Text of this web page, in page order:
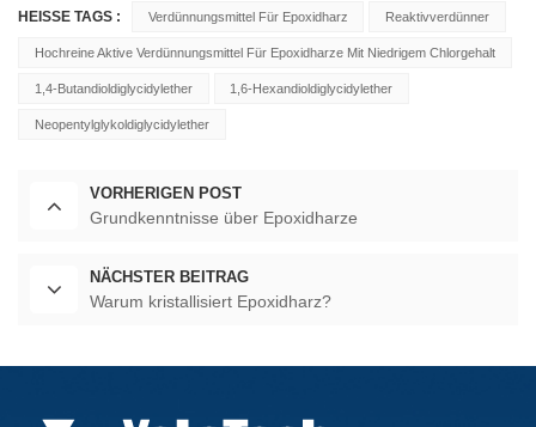
HEISSE TAGS : Verdünnungsmittel Für Epoxidharz Reaktivverdünner
Hochreine Aktive Verdünnungsmittel Für Epoxidharze Mit Niedrigem Chlorgehalt
1,4-Butandioldiglycidylether 1,6-Hexandioldiglycidylether
Neopentylglykoldiglycidylether
VORHERIGEN POST
Grundkenntnisse über Epoxidharze
NÄCHSTER BEITRAG
Warum kristallisiert Epoxidharz?